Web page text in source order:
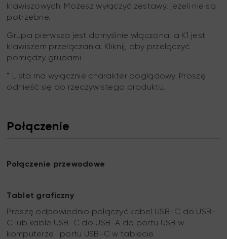
klawiszowych. Możesz wyłączyć zestawy, jeżeli nie są
potrzebne.
Grupa pierwsza jest domyślnie włączona, a K1 jest
klawiszem przełączania. Kliknij, aby przełączyć
pomiędzy grupami.
* Lista ma wyłącznie charakter poglądowy. Proszę
odnieść się do rzeczywistego produktu.
Połączenie
Połączenie przewodowe
Tablet graficzny
Proszę odpowiednio połączyć kabel USB-C do USB-
C lub kable USB-C do USB-A do portu USB w
komputerze i portu USB-C w tablecie.